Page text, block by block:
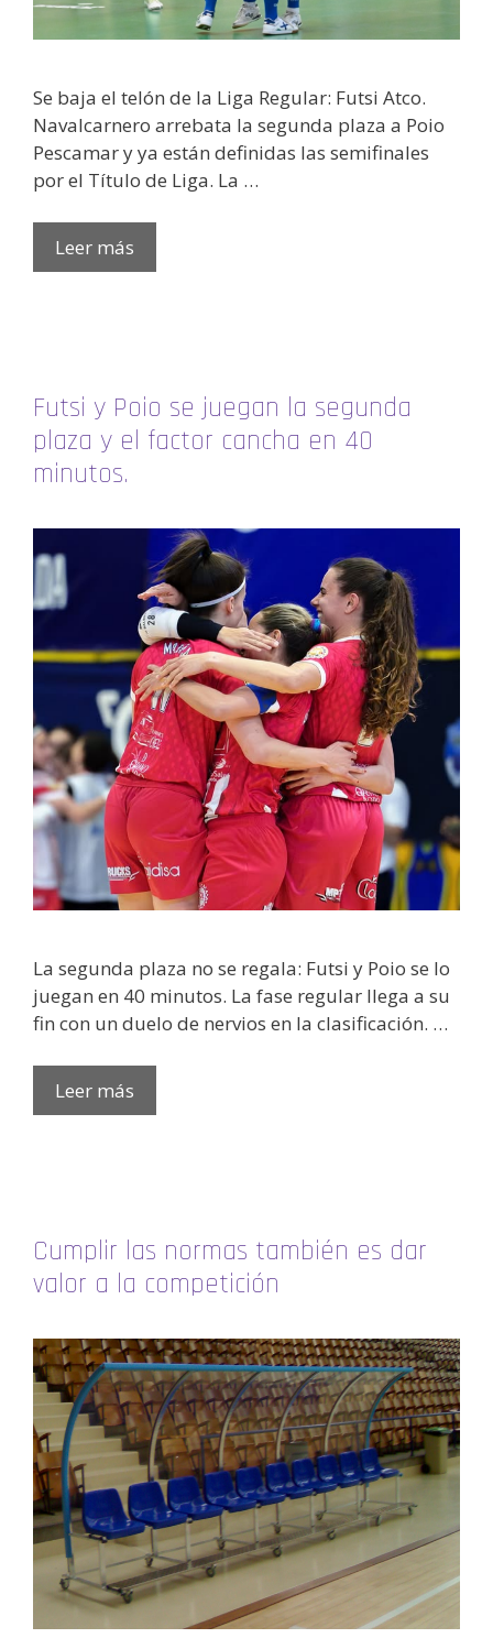
Se baja el telón de la Liga Regular: Futsi Atco.
Navalcarnero arrebata la segunda plaza a Poio
Pescamar y ya están definidas las semifinales
por el Título de Liga. La …
Leer más
Futsi y Poio se juegan la segunda
plaza y el factor cancha en 40
minutos.
La segunda plaza no se regala: Futsi y Poio se lo
juegan en 40 minutos. La fase regular llega a su
fin con un duelo de nervios en la clasificación. …
Leer más
Cumplir las normas también es dar
valor a la competición